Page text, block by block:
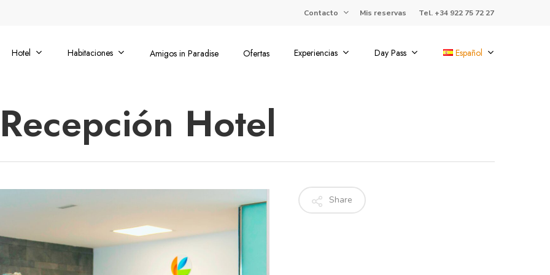
Contacto Mis reservas Tel. +34 922 75 72 27
Hotel Habitaciones Amigos in Paradise Ofertas Experiencias Day Pass Español
Recepción Hotel
Share